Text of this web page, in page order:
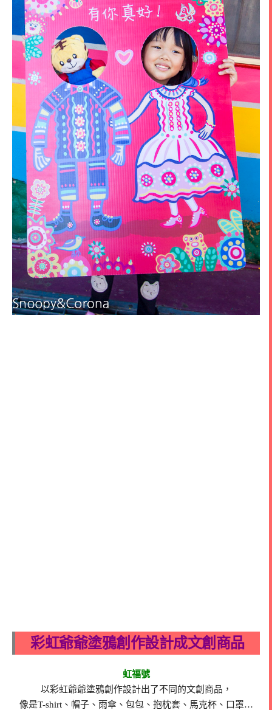
彩虹爺爺塗鴉創作設計成文創商品
虹福號
以彩虹爺爺塗鴉創作設計出了不同的文創商品，
像是T-shirt、帽子、雨傘、包包、抱枕套、馬克杯、口罩…